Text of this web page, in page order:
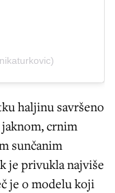
haljinu savršeno
crnim
sunčanim
je privukla najviše
je o modelu koji